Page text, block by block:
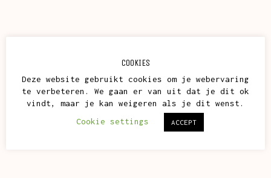
COOKIES
Deze website gebruikt cookies om je webervaring
te verbeteren. We gaan er van uit dat je dit ok
vindt, maar je kan weigeren als je dit wenst.
Cookie settings
ACCEPT